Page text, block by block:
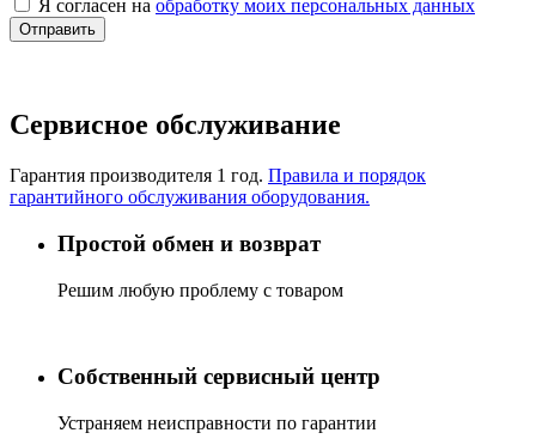
Я согласен на обработку моих персональных данных
Отправить
Сервисное обслуживание
Гарантия производителя 1 год. Правила и порядок
гарантийного обслуживания оборудования.
Простой обмен и возврат
Решим любую проблему с товаром
Собственный сервисный центр
Устраняем неисправности по гарантии